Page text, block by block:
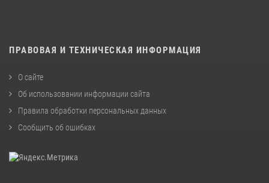
ПРАВОВАЯ И ТЕХНИЧЕСКАЯ ИНФОРМАЦИЯ
О сайте
Об использовании информации сайта
Правила обработки персональных данных
Сообщить об ошибках